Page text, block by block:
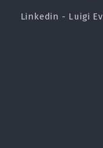
Linkedin - Luigi